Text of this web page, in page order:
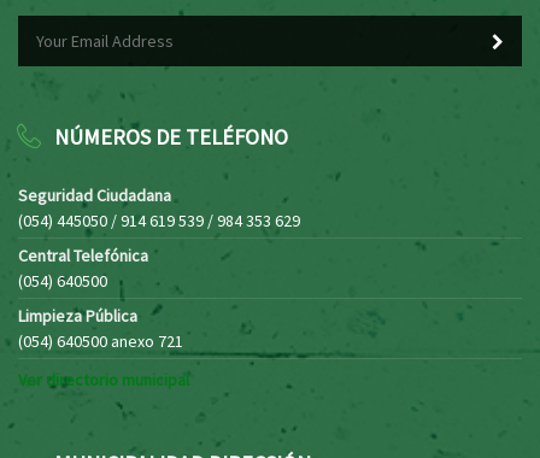
NÚMEROS DE TELÉFONO
Seguridad Ciudadana
(054) 445050 / 914 619 539 / 984 353 629
Central Telefónica
(054) 640500
Limpieza Pública
(054) 640500 anexo 721
Ver directorio municipal